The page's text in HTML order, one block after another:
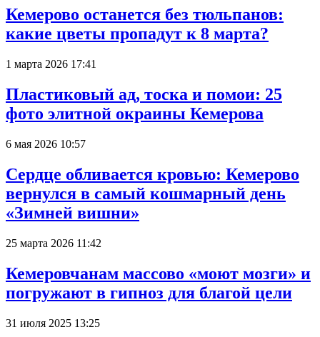
Кемерово останется без тюльпанов:
какие цветы пропадут к 8 марта?
1 марта 2026 17:41
Пластиковый ад, тоска и помои: 25
фото элитной окраины Кемерова
6 мая 2026 10:57
Сердце обливается кровью: Кемерово
вернулся в самый кошмарный день
«Зимней вишни»
25 марта 2026 11:42
Кемеровчанам массово «моют мозги» и
погружают в гипноз для благой цели
31 июля 2025 13:25